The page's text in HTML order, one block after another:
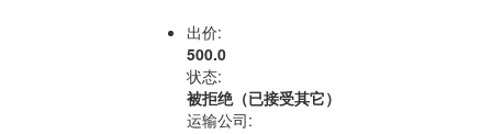
出价:
500.0
状态:
被拒绝（已接受其它）
运输公司: